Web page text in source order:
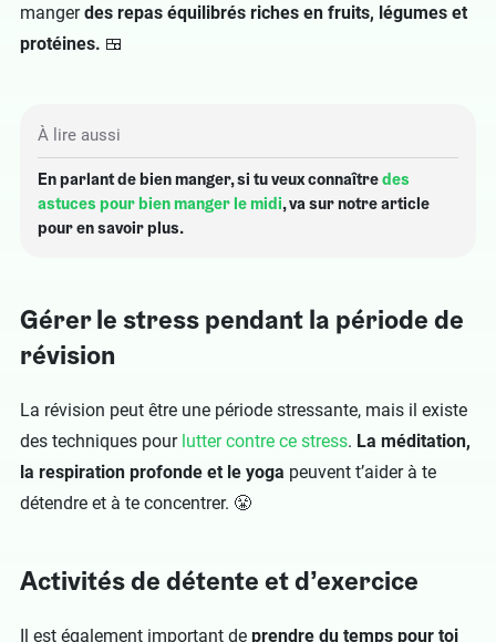
mangerdes repas équilibrés riches en fruits, légumes et
protéines. 🍱
À lire aussi
En parlant de bien manger, si tu veux connaîtredes
astuces pour bien manger le midi, va sur notre article
pour en savoir plus.
Gérer le stress pendant la période de
révision
La révision peut être une période stressante, mais il existe
des techniques pour lutter contre ce stress. La méditation,
la respiration profonde et le yoga peuvent t’aider à te
détendre et à te concentrer. 😤
Activités de détente et d’exercice
Il est également important de prendre du temps pour toi